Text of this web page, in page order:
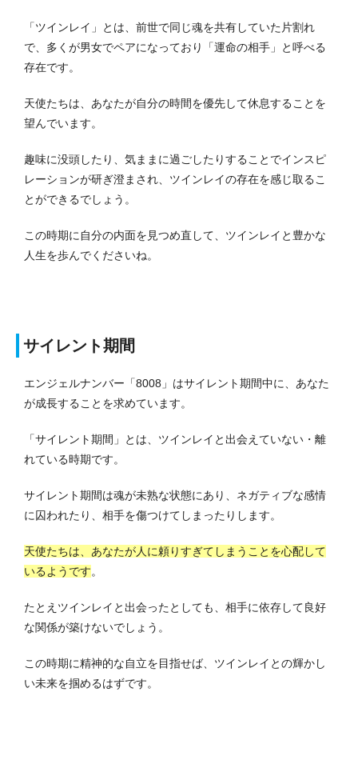
「ツインレイ」とは、前世で同じ魂を共有していた片割れ
で、多くが男女でペアになっており「運命の相手」と呼べる
存在です。
天使たちは、あなたが自分の時間を優先して休息することを
望んでいます。
趣味に没頭したり、気ままに過ごしたりすることでインスピ
レーションが研ぎ澄まされ、ツインレイの存在を感じ取るこ
とができるでしょう。
この時期に自分の内面を見つめ直して、ツインレイと豊かな
人生を歩んでくださいね。
サイレント期間
エンジェルナンバー「8008」はサイレント期間中に、あなた
が成長することを求めています。
「サイレント期間」とは、ツインレイと出会えていない・離
れている時期です。
サイレント期間は魂が未熟な状態にあり、ネガティブな感情
に囚われたり、相手を傷つけてしまったりします。
天使たちは、あなたが人に頼りすぎてしまうことを心配して
いるようです。
たとえツインレイと出会ったとしても、相手に依存して良好
な関係が築けないでしょう。
この時期に精神的な自立を目指せば、ツインレイとの輝かし
い未来を掴めるはずです。